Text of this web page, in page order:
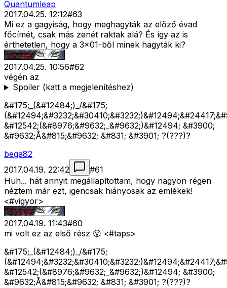
Quantumleap
2017.04.25. 12:12#63
Mi ez a gagyiság, hogy meghagyták az előző évad
főcímét, csak más zenét raktak alá? És így az is
érthetetlen, hogy a 3x01-ből minek hagyták ki?
2017.04.25. 10:56#62
végén az
Spoiler (katt a megjelenítéshez)
&#175;_(&#12484;)_/&#175;
&#12542;(&#8976;&#9632;_&#9632;)&#12494; &#3900;
&#9632;Å&#815;&#9632; &#831; &#3901; ?(???)?
bega82
2017.04.19. 22:42
#61
Huh... hát annyit megállapítottam, hogy nagyon régen
néztem már ezt, igencsak hiányosak az emlékek!
<#vigyor>
2017.04.19. 11:43#60
mi volt ez az első rész 😮 <#taps>
&#175;_(&#12484;)_/&#175;
&#12542;(&#8976;&#9632;_&#9632;)&#12494; &#3900;
&#9632;Å&#815;&#9632; &#831; &#3901; ?(???)?